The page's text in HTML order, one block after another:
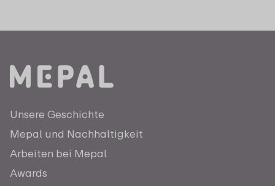
Unsere Geschichte
Mepal und Nachhaltigkeit
Arbeiten bei Mepal
Awards